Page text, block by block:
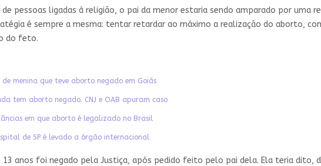
pessoas ligadas à religião, o pai da menor estaria sendo amparado por uma
é sempre a mesma: tentar retardar ao máximo a realização do aborto,
do feto.
de menina que teve aborto negado em Goiás
tem aborto negado. CNJ e OAB apuram caso
em que aborto é legalizado no Brasil
de SP é levado a órgão internacional
anos foi negado pela Justiça, após pedido feito pelo pai dela. Ela teria dito,